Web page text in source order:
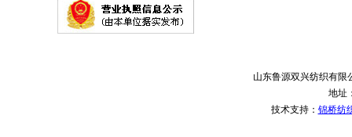
山东鲁源双兴纺织有限
地址
技术支持： 锦桥纺